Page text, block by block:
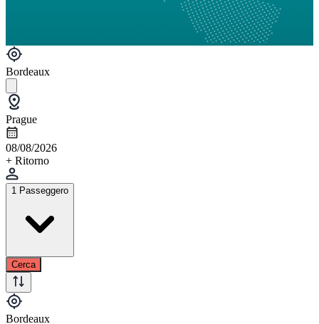
Bordeaux
Prague
08/08/2026
+ Ritorno
1 Passeggero
Cerca
Bordeaux